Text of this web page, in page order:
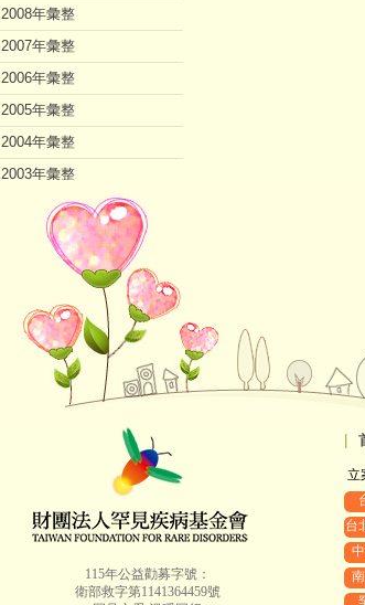
2008年彙整
2007年彙整
2006年彙整
2005年彙整
2004年彙整
2003年彙整
2002年彙整
115年公益勸募字號：
衛部救字第1141364459號
立
台